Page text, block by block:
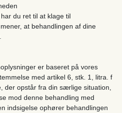
du ret til at klage til
at behandlingen af ​​dine
er baseret på vores
med artikel 6, stk. 1, litra. f
der opstår fra din særlige situation,
mod denne behandling med
indsigelse ophører behandlingen